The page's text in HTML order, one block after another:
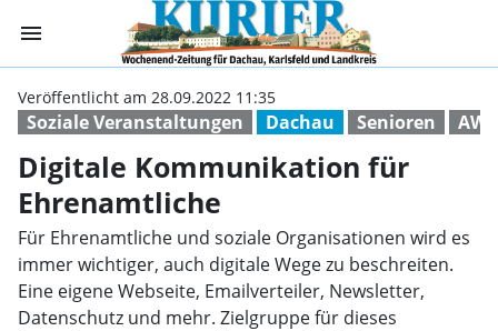
menu Digitale
Soziale Veranstaltungen Dachau Senioren
Veröffentlicht am 28.09.2022 11:35
Digitale Kommunikation für
Ehrenamtliche
Für Ehrenamtliche und soziale Organisationen wird es
immer wichtiger, auch digitale Wege zu beschreiten.
Eine eigene Webseite, Emailverteiler, Newsletter,
Datenschutz und mehr. Zielgruppe für dieses